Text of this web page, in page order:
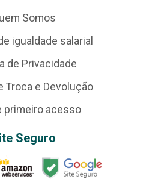
Somos
igualdade salarial
de Privacidade
Troca e Devolução
primeiro acesso
Seguro